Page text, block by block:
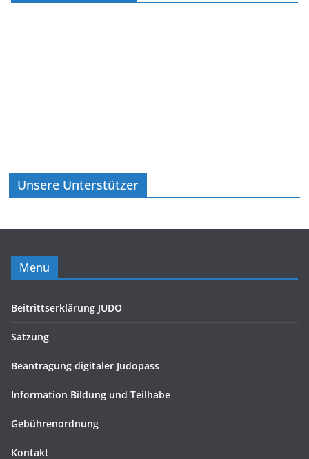
Unsere Unterstützer
Menu
Beitrittserklärung JUDO
Satzung
Beantragung digitaler Judopass
Information Bildung und Teilhabe
Gebührenordnung
Kontakt